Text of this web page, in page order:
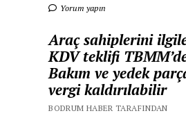
Yorum yapın
Araç sahiplerini
KDV teklifi
Bakım ve yedek
vergi kaldırılabilir
BODRUM HABER TARAFINDAN